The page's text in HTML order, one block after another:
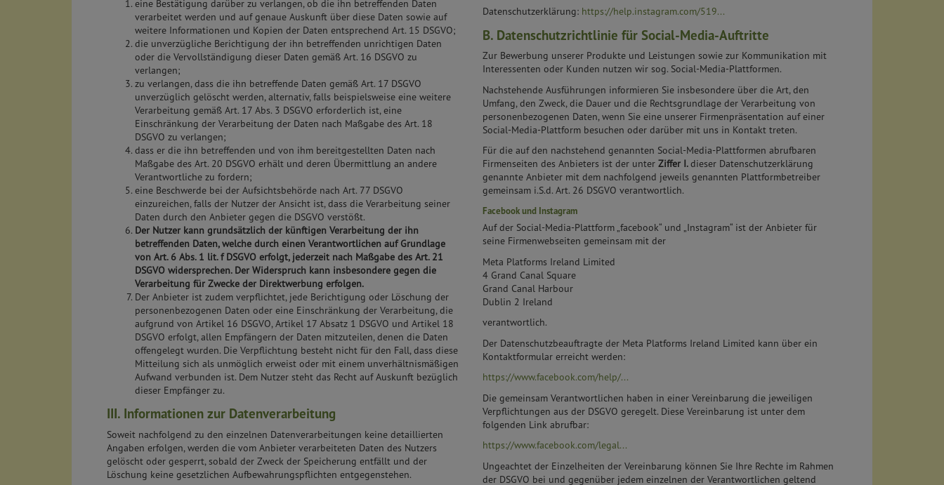
eine Bestätigung darüber zu verlangen, ob die ihn betreffenden Daten
verarbeitet werden und auf genaue Auskunft über diese Daten sowie auf
weitere Informationen und Kopien der Daten entsprechend Art. 15 DSGVO;
die unverzügliche Berichtigung der ihn betreffenden unrichtigen Daten
oder die Vervollständigung dieser Daten gemäß Art. 16 DSGVO zu
verlangen;
zu verlangen, dass die ihn betreffende Daten gemäß Art. 17 DSGVO
unverzüglich gelöscht werden, alternativ, falls beispielsweise eine weitere
Verarbeitung gemäß Art. 17 Abs. 3 DSGVO erforderlich ist, eine
Einschränkung der Verarbeitung der Daten nach Maßgabe des Art. 18
DSGVO zu verlangen;
dass er die ihn betreffenden und von ihm bereitgestellten Daten nach
Maßgabe des Art. 20 DSGVO erhält und deren Übermittlung an andere
Verantwortliche zu fordern;
eine Beschwerde bei der Aufsichtsbehörde nach Art. 77 DSGVO
einzureichen, falls der Nutzer der Ansicht ist, dass die Verarbeitung seiner
Daten durch den Anbieter gegen die DSGVO verstößt.
Der Nutzer kann grundsätzlich der künftigen Verarbeitung der ihn
betreffenden Daten, welche durch einen Verantwortlichen auf Grundlage
von Art. 6 Abs. 1 lit. f DSGVO erfolgt, jederzeit nach Maßgabe des Art. 21
DSGVO widersprechen. Der Widerspruch kann insbesondere gegen die
Verarbeitung für Zwecke der Direktwerbung erfolgen.
Der Anbieter ist zudem verpflichtet, jede Berichtigung oder Löschung der
personenbezogenen Daten oder eine Einschränkung der Verarbeitung, die
aufgrund von Artikel 16 DSGVO, Artikel 17 Absatz 1 DSGVO und Artikel 18
DSGVO erfolgt, allen Empfängern der Daten mitzuteilen, denen die Daten
offengelegt wurden. Die Verpflichtung besteht nicht für den Fall, dass diese
Mitteilung sich als unmöglich erweist oder mit einem unverhältnismäßigen
Aufwand verbunden ist. Dem Nutzer steht das Recht auf Auskunft bezüglich
dieser Empfänger zu.
III. Informationen zur Datenverarbeitung
Soweit nachfolgend zu den einzelnen Datenverarbeitungen keine detaillierten
Angaben erfolgen, werden die vom Anbieter verarbeiteten Daten des Nutzers
gelöscht oder gesperrt, sobald der Zweck der Speicherung entfällt und der
Löschung keine gesetzlichen Aufbewahrungspflichten entgegenstehen.
Datenschutzerklärung: https://help.instagram.com/519...
B. Datenschutzrichtlinie für Social-Media-Auftritte
Zur Bewerbung unserer Produkte und Leistungen sowie zur Kommunikation mit
Interessenten oder Kunden nutzen wir sog. Social-Media-Plattformen.
Nachstehende Ausführungen informieren Sie insbesondere über die Art, den
Umfang, den Zweck, die Dauer und die Rechtsgrundlage der Verarbeitung von
personenbezogenen Daten, wenn Sie eine unserer Firmenpräsentation auf einer
Social-Media-Plattform besuchen oder darüber mit uns in Kontakt treten.
Für die auf den nachstehend genannten Social-Media-Plattformen abrufbaren
Firmenseiten des Anbieters ist der unter Ziffer I.dieser Datenschutzerklärung
genannte Anbieter mit dem nachfolgend jeweils genannten Plattformbetreiber
gemeinsam i.S.d. Art. 26 DSGVO verantwortlich.
Facebook und Instagram
Auf der Social-Media-Plattform „facebook“ und „Instagram“ ist der Anbieter für
seine Firmenwebseiten gemeinsam mit der
Meta Platforms Ireland Limited
4 Grand Canal Square
Grand Canal Harbour
Dublin 2 Ireland
verantwortlich.
Der Datenschutzbeauftragte der Meta Platforms Ireland Limited kann über ein
Kontaktformular erreicht werden:
https://www.facebook.com/help/...
Die gemeinsam Verantwortlichen haben in einer Vereinbarung die jeweiligen
Verpflichtungen aus der DSGVO geregelt. Diese Vereinbarung ist unter dem
folgenden Link abrufbar:
https://www.facebook.com/legal...
Ungeachtet der Einzelheiten der Vereinbarung können Sie Ihre Rechte im Rahmen
der DSGVO bei und gegenüber jedem einzelnen der Verantwortlichen geltend